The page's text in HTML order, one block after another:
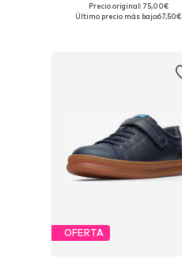
Disponible en muchas tallas
Precio original: 75,00€
Último precio más bajo:67,50€
OFERTA